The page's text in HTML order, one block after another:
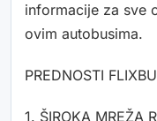
informacije za sve
ovim autobusima.
PREDNOSTI
1. ŠIROKA MREŽA